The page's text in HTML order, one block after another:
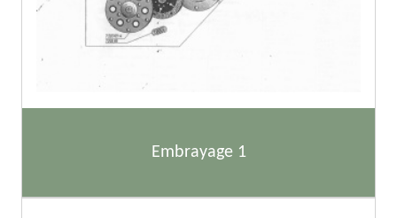
Embrayage 1